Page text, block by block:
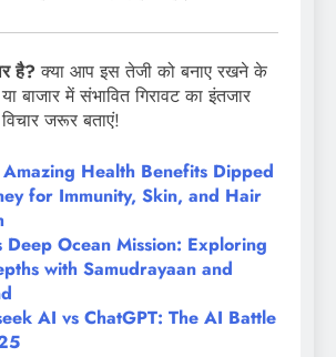
है? क्या आप इस तेजी को बनाए रखने के
बाजार में संभावित गिरावट का इंतजार
जरूर बताएं!
Health Benefits Dipped
for Immunity, Skin, and Hair
Deep Ocean Mission: Exploring
with Samudrayaan and
AI vs ChatGPT: The AI Battle